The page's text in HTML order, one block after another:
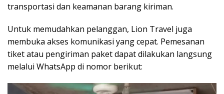
transportasi dan keamanan barang kiriman.
Untuk memudahkan pelanggan, Lion Travel juga
membuka akses komunikasi yang cepat. Pemesanan
tiket atau pengiriman paket dapat dilakukan langsung
melalui WhatsApp di nomor berikut: